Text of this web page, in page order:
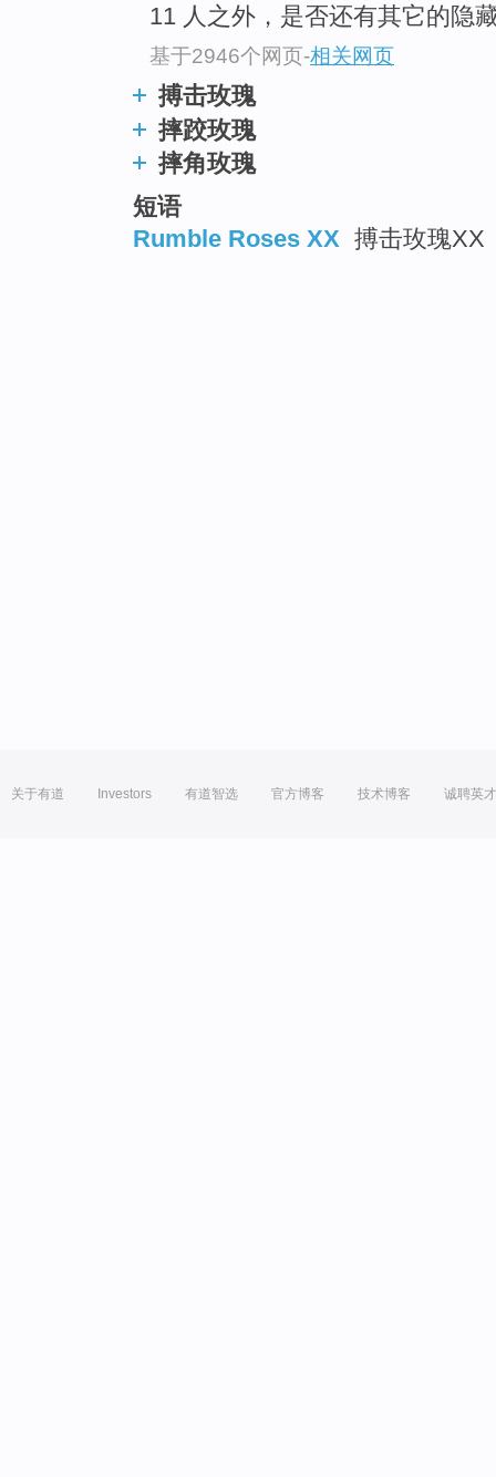
11 人之外，是否还有其它的隐
基于2946个网页-相关网页
搏击玫瑰
摔跤玫瑰
摔角玫瑰
短语
Rumble Roses XX 搏击玫瑰XX
关于有道 Investors 有道智选 官方博客 技术博客 诚聘英才